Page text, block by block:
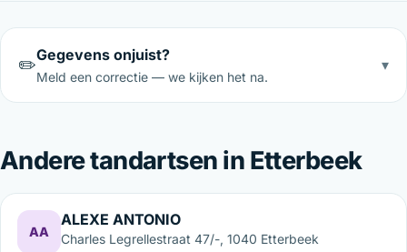
✏️Gegevens onjuist?
Meld een correctie — we kijken het na.
▾
Andere tandartsen in Etterbeek
AA
ALEXE ANTONIO
Charles Legrellestraat 47/-, 1040 Etterbeek